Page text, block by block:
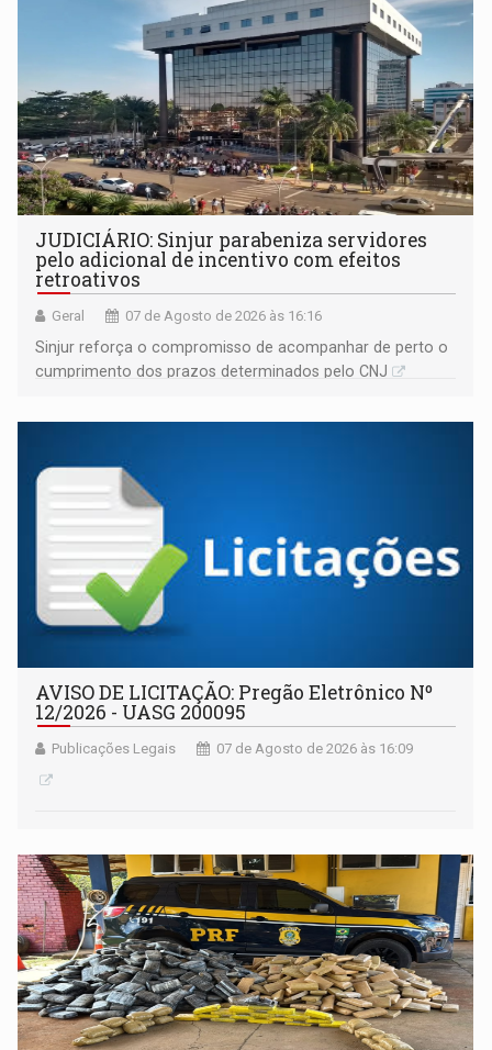
JUDICIÁRIO: Sinjur parabeniza servidores
pelo adicional de incentivo com efeitos
retroativos
Geral 07 de Agosto de 2026 às 16:16
Sinjur reforça o compromisso de acompanhar de perto o
cumprimento dos prazos determinados pelo CNJ
AVISO DE LICITAÇÃO: Pregão Eletrônico Nº
12/2026 - UASG 200095
Publicações Legais 07 de Agosto de 2026 às 16:09